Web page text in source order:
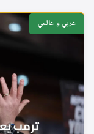
عربي و عالمي